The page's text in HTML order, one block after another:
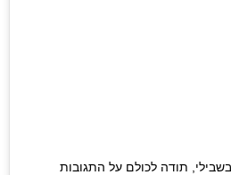
תודה לכולם על התגובות